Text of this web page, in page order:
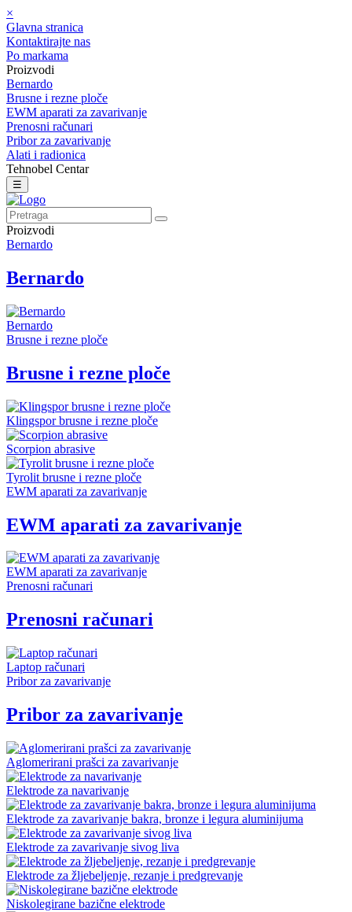
×
Glavna stranica
Kontaktirajte nas
Po markama
Proizvodi
Bernardo
Brusne i rezne ploče
EWM aparati za zavarivanje
Prenosni računari
Pribor za zavarivanje
Alati i radionica
Tehnobel Centar
☰
Proizvodi
Bernardo
Bernardo
Bernardo
Brusne i rezne ploče
Brusne i rezne ploče
Klingspor brusne i rezne ploče
Scorpion abrasive
Tyrolit brusne i rezne ploče
EWM aparati za zavarivanje
EWM aparati za zavarivanje
EWM aparati za zavarivanje
Prenosni računari
Prenosni računari
Laptop računari
Pribor za zavarivanje
Pribor za zavarivanje
Aglomerirani prašci za zavarivanje
Elektrode za navarivanje
Elektrode za zavarivanje bakra, bronze i legura aluminijuma
Elektrode za zavarivanje sivog liva
Elektrode za žljebeljenje, rezanje i predgrevanje
Niskolegirane bazične elektrode